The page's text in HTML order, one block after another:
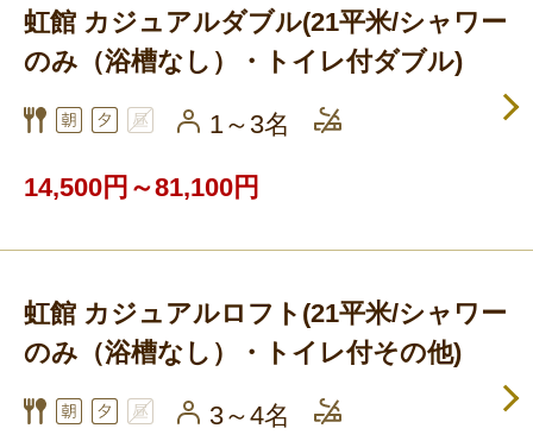
虹館 カジュアルダブル(21平米/シャワー
のみ（浴槽なし）・トイレ付ダブル)
1～3名
14,500円～81,100円
虹館 カジュアルロフト(21平米/シャワー
のみ（浴槽なし）・トイレ付その他)
3～4名